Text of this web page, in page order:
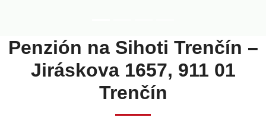
Penzión na Sihoti Trenčín –
Jiráskova 1657, 911 01
Trenčín